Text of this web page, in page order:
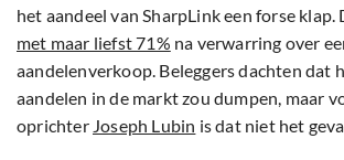
het aandeel van SharpLink een forse klap.
met maar liefst 71% na verwarring over
aandelenverkoop. Beleggers dachten dat
aandelen in de markt zou dumpen, maar
oprichter Joseph Lubin is dat niet het